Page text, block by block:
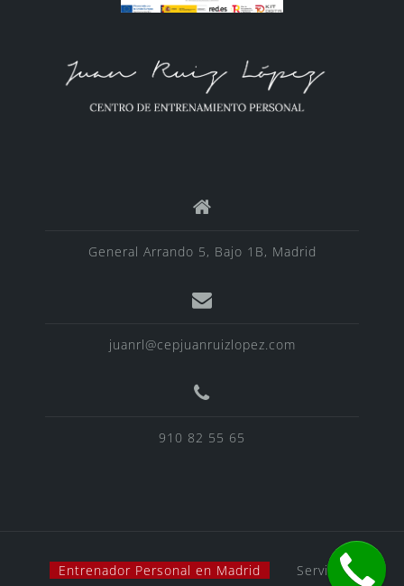
General Arrando 5, Bajo 1B, Madrid
juanrl@cepjuanruizlopez.com
910 82 55 65
Entrenador Personal en Madrid
Servicios